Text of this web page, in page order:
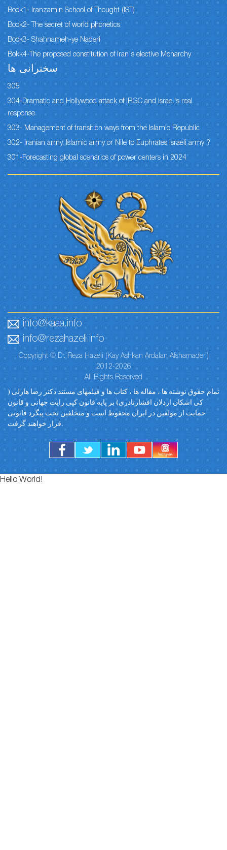
Book1- Iranzamin School of Thought (IST)
Book2- The secret of world phonetics
Book3- Shahnameh-ye Naderi
Bokk4-The proposed constitution of Iran's elective Monarchy
سخنرانی ها
305
304-Dramatic and Hollywood attack of IRGC and Israel's real
response
303- Management of transition ways from the Islamic Republic
302- Iranian army, Islamic army or Nile to Euphrates Israeli army ?
301-Forecasting global scenarios of power centers in 2024
info@kaaa.info
info@rezahazeli.info
Copyright © Dr. Reza Hazeli (Kay Ashkan Ardalan Afsharnaderi)
2012-2026
All Rights Reserved
تمام حقوق نوشته ها ، مقاله ها ، کتاب ها و فیلمهای مستند دکتر رضا هازلی (
کی اشکان اردلان افشارنادری) بر پایه قانون کپی رایت جهانی و قانون
حمایت از مولفین در ایران محفوظ است و متخلفین تحت پیگرد قانونی
قرار خواهند گرفت.
Hello World!